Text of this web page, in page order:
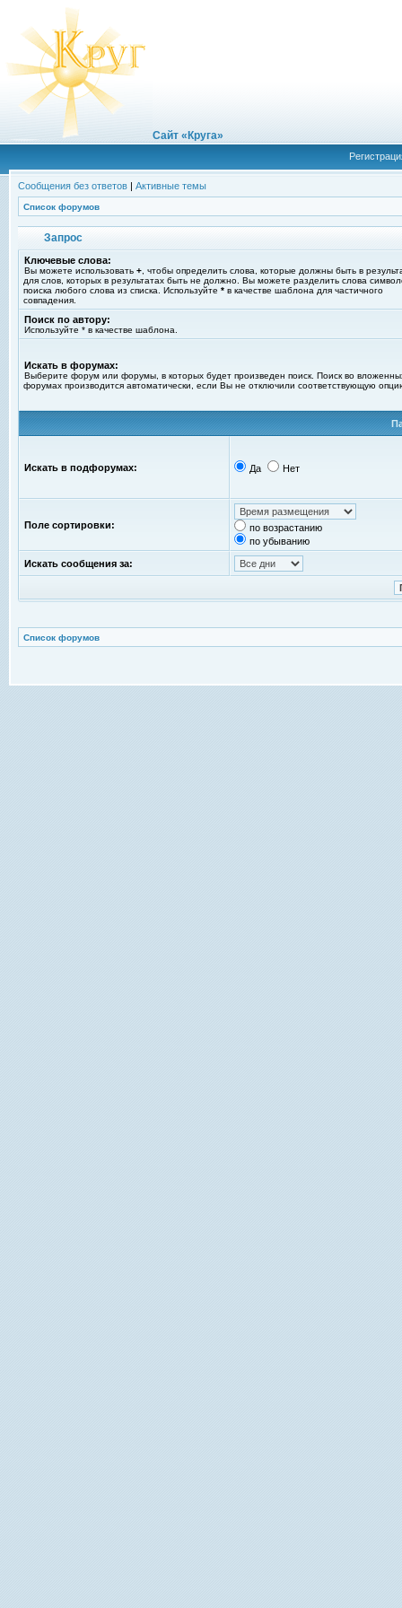
Сайт «Круга»
Сообщения без ответов | Активные темы
Список форумов
Запрос
Ключевые слова:
Вы можете использовать + , чтобы определить слова, которые должны быть в
для слов, которых в результатах быть не должно. Вы можете разделить слова
поиска любого слова из списка. Используйте * в качестве шаблона для частичного
совпадения.
Поиск по автору:
Используйте * в качестве шаблона.
Искать в форумах:
Выберите форум или форумы, в которых будет произведен поиск. Поиск во
форумах производится автоматически, если Вы не отключили соответствующую
Искать в подфорумах: Да Нет
Поле сортировки:
по возрастанию
по убыванию
Искать сообщения за:
Список форумов